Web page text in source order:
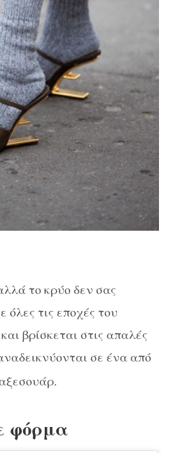
το κρύο δεν σας
όλες τις εποχές του
βρίσκεται στις απαλές
σε ένα από
φόρμα